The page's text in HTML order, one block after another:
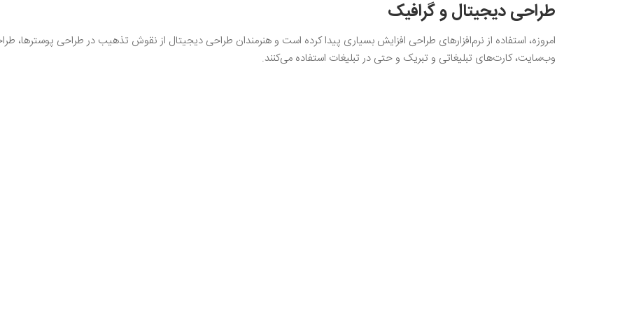
طراحی دیجیتال و گرافیک
امروزه، استفاده از نرم‌افزارهای طراحی افزایش بسیاری پیدا کرده است و هنرمندان طراحی دیجیتال از نقوش تذهیب در طراحی پوسترها،
وب‌سایت، کارت‌های تبلیغاتی و تبریک و حتی در تبلیغات استفاده می‌کنند.